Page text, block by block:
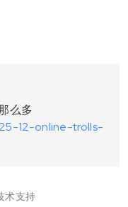
么多
12-online-trolls-
术支持